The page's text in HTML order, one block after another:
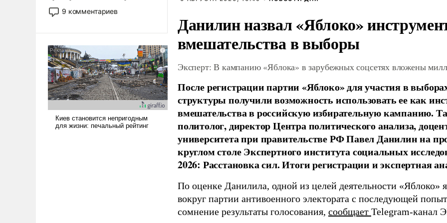
двигаемся по пути
революционных изменений.
псевдонаучной фантастики,
стало всерьез обсуждаемой
идеей.
9 комментариев
Данилин назвал «Яблоко»
вмешательства в выборы
Эксперт: В кампанию «Яблока» в зарубежных соцсетях вложены
После регистрации партии «Яблоко» для участия в
структуры получили возможность использовать ее как
вмешательства в российскую избирательную кампанию.
политолог, директор Центра политического анализа,
университета при правительстве РФ Павел Данилин на
круглом столе Экспертного института социальных
2026: Расстановка сил. Итоги регистрации и экспертная
По оценке Данилила, одной из целей деятельности «Яблоко»
вокруг партии антивоенного электората с последующей
сомнение результаты голосования, сообщает Telegram-канал